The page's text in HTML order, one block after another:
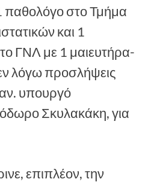
παθολόγο στο Τμήμα
και 1
ΓΝΛ με 1 μαιευτήρα-
λόγω προσλήψεις
υπουργό
Σκυλακάκη, για
επιπλέον, την